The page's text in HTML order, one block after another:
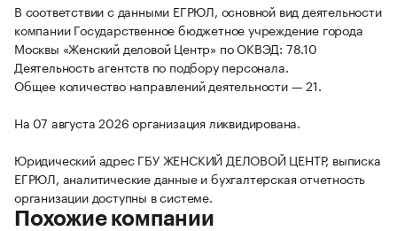
В соответствии с данными ЕГРЮЛ, основной вид деятельности
компании Государственное бюджетное учреждение города
Москвы «Женский деловой Центр» по ОКВЭД: 78.10
Деятельность агентств по подбору персонала.
Общее количество направлений деятельности — 21.
На 07 августа 2026 организация ликвидирована.
Юридический адрес ГБУ ЖЕНСКИЙ ДЕЛОВОЙ ЦЕНТР, выписка
ЕГРЮЛ, аналитические данные и бухгалтерская отчетность
организации доступны в системе.
Похожие компании